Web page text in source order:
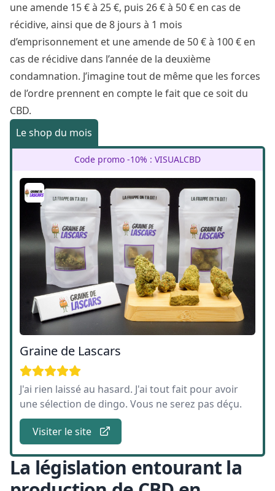
une amende 15 € à 25 €, puis 26 € à 50 € en cas de
récidive, ainsi que de 8 jours à 1 mois
d’emprisonnement et une amende de 50 € à 100 € en
cas de récidive dans l’année de la deuxième
condamnation. J’imagine tout de même que les forces
de l’ordre prennent en compte le fait que ce soit du
CBD.
Le shop du mois
Code promo -10% : VISUALCBD
Graine de Lascars
J'ai rien laissé au hasard. J'ai tout fait pour avoir
une sélection de dingo. Vous ne serez pas déçu.
Visiter le site
La législation entourant la